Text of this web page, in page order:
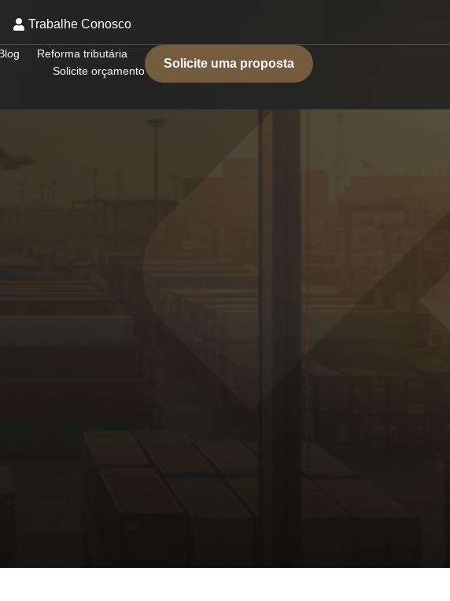
Trabalhe Conosco
Reforma tributária
Solicite orçamento
Solicite uma proposta